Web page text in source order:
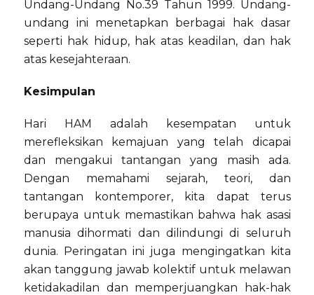
Undang-Undang No.39 Tahun 1999. Undang-
undang ini menetapkan berbagai hak dasar
seperti hak hidup, hak atas keadilan, dan hak
atas kesejahteraan.
Kesimpulan
Hari HAM adalah kesempatan untuk
merefleksikan kemajuan yang telah dicapai
dan mengakui tantangan yang masih ada.
Dengan memahami sejarah, teori, dan
tantangan kontemporer, kita dapat terus
berupaya untuk memastikan bahwa hak asasi
manusia dihormati dan dilindungi di seluruh
dunia. Peringatan ini juga mengingatkan kita
akan tanggung jawab kolektif untuk melawan
ketidakadilan dan memperjuangkan hak-hak